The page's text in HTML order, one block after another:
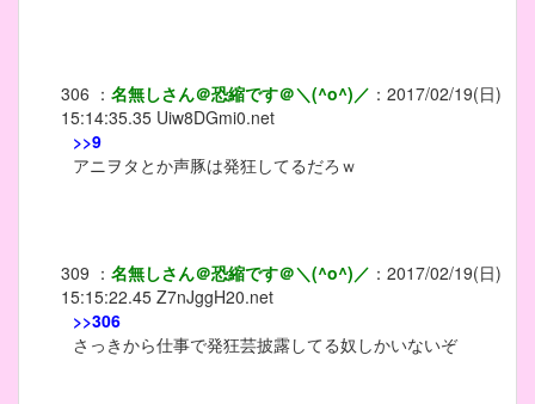
306 ： 名無しさん＠恐縮です＠＼(^o^)／ ： 2017/02/19(日)
15:14:35.35 Uiw8DGmi0.net
>>9
アニヲタとか声豚は発狂してるだろｗ
309 ： 名無しさん＠恐縮です＠＼(^o^)／ ： 2017/02/19(日)
15:15:22.45 Z7nJggH20.net
>>306
さっきから仕事で発狂芸披露してる奴しかいないぞ